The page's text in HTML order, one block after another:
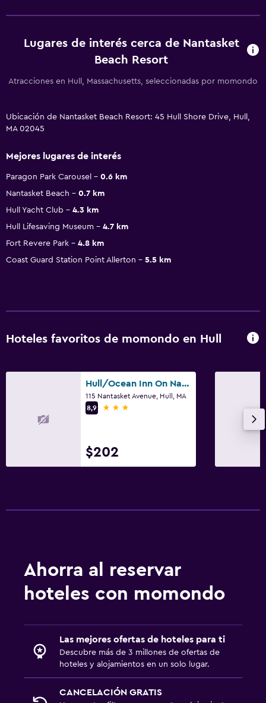
Lugares de interés cerca de Nantasket
Beach Resort
Atracciones en Hull, Massachusetts, seleccionadas por momondo
Ubicación de Nantasket Beach Resort: 45 Hull Shore Drive, Hull,
MA 02045
Mejores lugares de interés
Paragon Park Carousel
0.6 km
Nantasket Beach
0.7 km
Hull Yacht Club
4.3 km
Hull Lifesaving Museum
4.7 km
Fort Revere Park
4.8 km
Coast Guard Station Point Allerton
5.5 km
Hoteles favoritos de momondo en Hull
Hull/Ocean Inn On Nantasket Beach
115 Nantasket Avenue, Hull, MA
8,9
3 estrellas
$202
Ahorra al reservar
hoteles con momondo
Las mejores ofertas de hoteles para ti
Descubre más de 3 millones de ofertas de
hoteles y alojamientos en un solo lugar.
CANCELACIÓN GRATIS